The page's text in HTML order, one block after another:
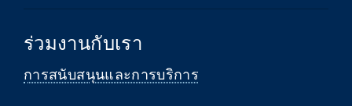
ร่วมงานกับเรา
การสนับสนุนและการบริการ